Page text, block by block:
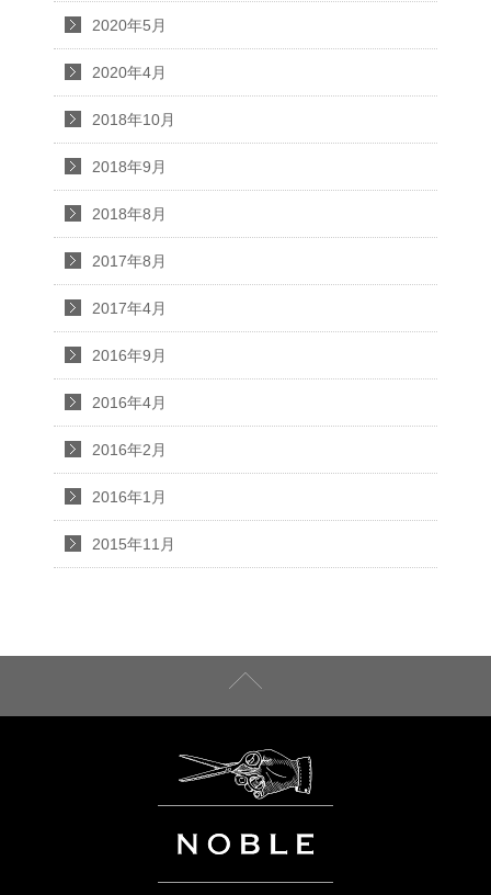
2020年5月
2020年4月
2018年10月
2018年9月
2018年8月
2017年8月
2017年4月
2016年9月
2016年4月
2016年2月
2016年1月
2015年11月